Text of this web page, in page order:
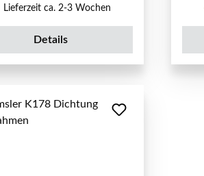
Lieferzeit ca. 2-3 Wochen
Details